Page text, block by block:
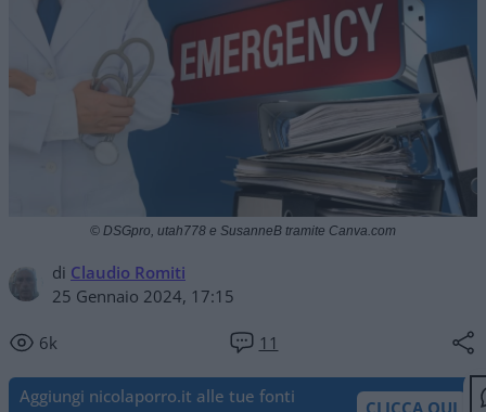
di Claudio Romiti
25 Gennaio 2024, 17:15
6k 11
© DSGpro, utah778 e SusanneB tramite Canva.com
Aggiungi nicolaporro.it alle tue fonti
CLICCA QUI